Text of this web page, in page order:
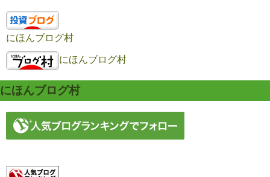
にほんブログ村
にほんブログ村
にほんブログ村